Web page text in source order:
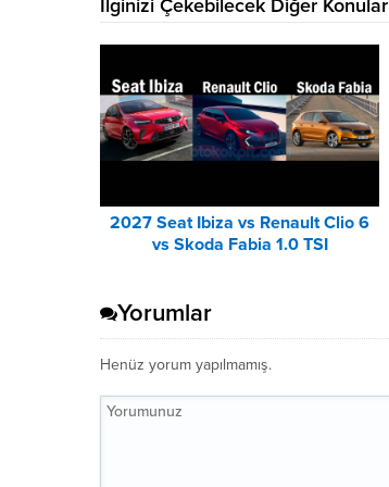
İlginizi Çekebilecek Diğer Konular
2027 Seat Ibiza vs Renault Clio 6
vs Skoda Fabia 1.0 TSI
Yorumlar
Henüz yorum yapılmamış.